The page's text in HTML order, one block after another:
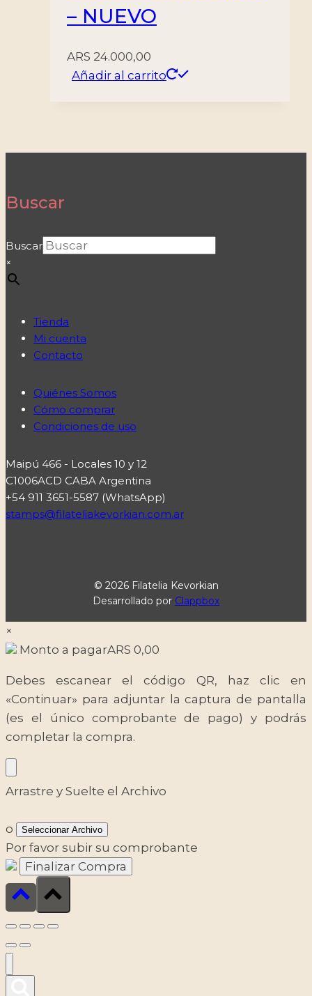
– NUEVO
ARS 24.000,00
Añadir al carrito
Buscar
Buscar
×
Tienda
Mi cuenta
Contacto
Quiénes Somos
Cómo comprar
Condiciones de uso
Maipú 466 - Locales 10 y 12
C1006ACD CABA Argentina
+54 911 3651-5587 (WhatsApp)
stamps@filateliakevorkian.com.ar
© 2026 Filatelia Kevorkian
Desarrollado por Clappbox
×
Monto a pagarARS 0,00
Debes escanear el código QR, haz clic en
«Continuar» para adjuntar la captura de pantalla
(es el único comprobante de pago) y podrás
completar la compra.
Arrastre y Suelte el Archivo
o Seleccionar Archivo
Por favor subir su comprobante